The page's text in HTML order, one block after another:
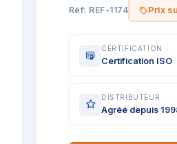
Réf: REF-1174 Prix
CERTIFICATION
Certification ISO
DISTRIBUTEUR
Agréé depuis